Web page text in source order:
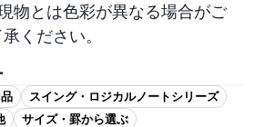
物とは色彩が異なる場合がご
ください。
スイング・ロジカルノートシリーズ
サイズ・罫から選ぶ